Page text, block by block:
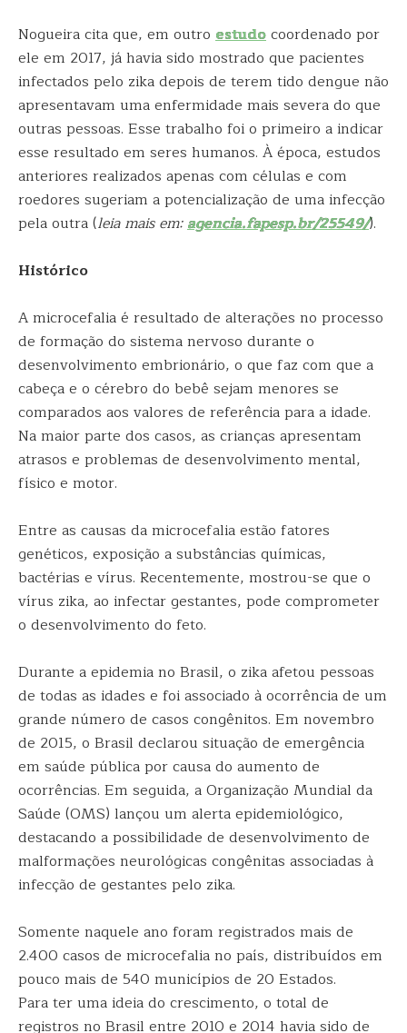
Nogueira cita que, em outro estudocoordenado por
ele em 2017, já havia sido mostrado que pacientes
infectados pelo zika depois de terem tido dengue não
apresentavam uma enfermidade mais severa do que
outras pessoas. Esse trabalho foi o primeiro a indicar
esse resultado em seres humanos. À época, estudos
anteriores realizados apenas com células e com
roedores sugeriam a potencialização de uma infecção
pela outra (leia mais em:agencia.fapesp.br/25549/).
Histórico
A microcefalia é resultado de alterações no processo
de formação do sistema nervoso durante o
desenvolvimento embrionário, o que faz com que a
cabeça e o cérebro do bebê sejam menores se
comparados aos valores de referência para a idade.
Na maior parte dos casos, as crianças apresentam
atrasos e problemas de desenvolvimento mental,
físico e motor.
Entre as causas da microcefalia estão fatores
genéticos, exposição a substâncias químicas,
bactérias e vírus. Recentemente, mostrou-se que o
vírus zika, ao infectar gestantes, pode comprometer
o desenvolvimento do feto.
Durante a epidemia no Brasil, o zika afetou pessoas
de todas as idades e foi associado à ocorrência de um
grande número de casos congênitos. Em novembro
de 2015, o Brasil declarou situação de emergência
em saúde pública por causa do aumento de
ocorrências. Em seguida, a Organização Mundial da
Saúde (OMS) lançou um alerta epidemiológico,
destacando a possibilidade de desenvolvimento de
malformações neurológicas congênitas associadas à
infecção de gestantes pelo zika.
Somente naquele ano foram registrados mais de
2.400 casos de microcefalia no país, distribuídos em
pouco mais de 540 municípios de 20 Estados.
Para ter uma ideia do crescimento, o total de
registros no Brasil entre 2010 e 2014 havia sido de